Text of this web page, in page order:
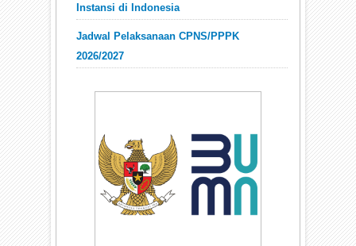
Instansi di Indonesia
Jadwal Pelaksanaan CPNS/PPPK
2026/2027